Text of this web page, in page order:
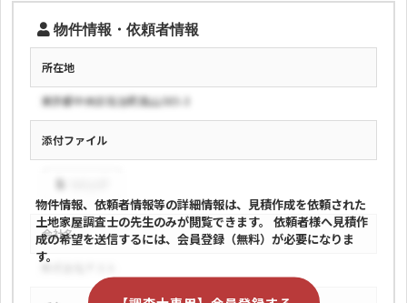
物件情報・依頼者情報
所在地
東京都中央区佐治町高山385-3
添付ファイル
会社名
株式会社テスト
物件情報、依頼者情報等の詳細情報は、見積作成を依頼された
土地家屋調査士の先生のみが閲覧できます。
依頼者様へ見積作
成の希望を送信するには、会員登録（無料）が必要になりま
す。